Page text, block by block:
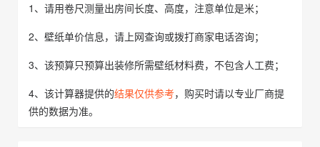
1、请用卷尺测量出房间长度、高度，注意单位是米；
2、壁纸单价信息，请上网查询或拨打商家电话咨询；
3、该预算只预算出装修所需壁纸材料费，不包含人工费；
4、该计算器提供的结果仅供参考，购买时请以专业厂商提
供的数据为准。